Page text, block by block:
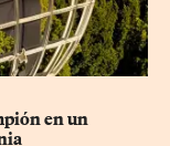
en un